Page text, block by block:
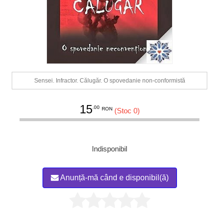
Sensei. Infractor. Călugăr. O spovedanie non-conformistă
15.00 RON (Stoc 0)
Indisponibil
Anunță-mă când e disponibil(ă)